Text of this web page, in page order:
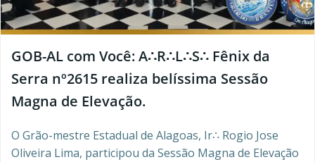
GOB-AL com Você: A∴R∴L∴S∴ Fênix da
Serra nº2615 realiza belíssima Sessão
Magna de Elevação.
O Grão-mestre Estadual de Alagoas, Ir∴ Rogio Jose
Oliveira Lima, participou da Sessão Magna de Elevação